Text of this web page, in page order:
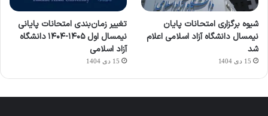
شیوه برگزاری امتحانات پایان
نیمسال دانشگاه آزاد اسلامی اعلام
شد
15 دی 1404
تغییر زمان‌بندی امتحانات پایانی
نیمسال اول ۱۴۰۵-۱۴۰۴ دانشگاه
آزاد اسلامی
15 دی 1404